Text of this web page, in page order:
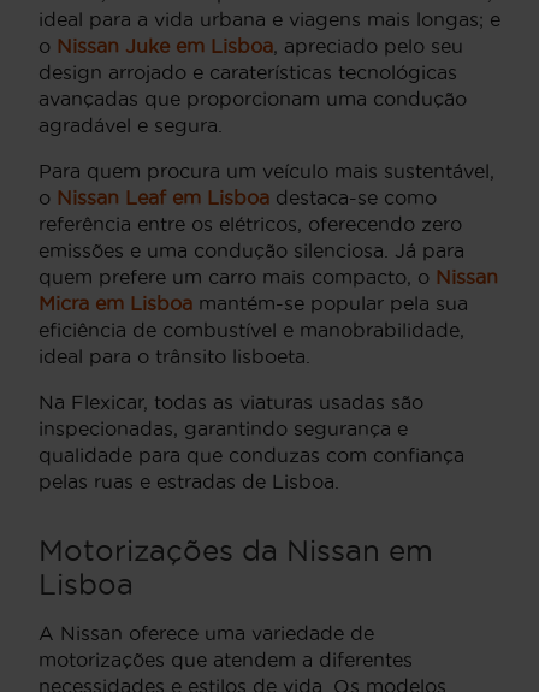
ideal para a vida urbana e viagens mais longas; e
o Nissan Juke em Lisboa, apreciado pelo seu
design arrojado e caraterísticas tecnológicas
avançadas que proporcionam uma condução
agradável e segura.
Para quem procura um veículo mais sustentável,
o Nissan Leaf em Lisboa destaca-se como
referência entre os elétricos, oferecendo zero
emissões e uma condução silenciosa. Já para
quem prefere um carro mais compacto, o Nissan
Micra em Lisboa mantém-se popular pela sua
eficiência de combustível e manobrabilidade,
ideal para o trânsito lisboeta.
Na Flexicar, todas as viaturas usadas são
inspecionadas, garantindo segurança e
qualidade para que conduzas com confiança
pelas ruas e estradas de Lisboa.
Motorizações da Nissan em
Lisboa
A Nissan oferece uma variedade de
motorizações que atendem a diferentes
necessidades e estilos de vida. Os modelos